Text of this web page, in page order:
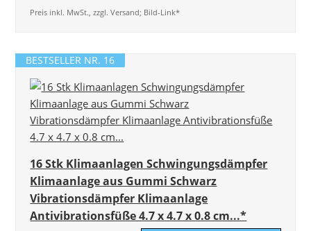
Preis inkl. MwSt., zzgl. Versand; Bild-Link*
BESTSELLER NR. 16
16 Stk Klimaanlagen Schwingungsdämpfer
Klimaanlage aus Gummi Schwarz
Vibrationsdämpfer Klimaanlage
Antivibrationsfüße 4.7 x 4.7 x 0.8 cm...*